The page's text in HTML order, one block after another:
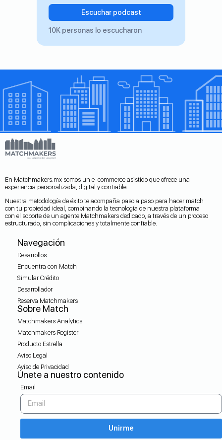
Escuchar podcast
10K personas lo escucharon
En Matchmakers.mx somos un e-commerce asistido que ofrece una
experiencia personalizada, digital y confiable.
Nuestra metodología de éxito te acompaña paso a paso para hacer match
con tu propiedad ideal, combinando la tecnología de nuestra plataforma
con el soporte de un agente Matchmakers dedicado, a través de un proceso
estructurado, sin complicaciones y totalmente confiable.
Navegación
Desarrollos
Encuentra con Match
Simular Crédito
Desarrollador
Reserva Matchmakers
Sobre Match
Matchmakers Analytics
Matchmakers Register
Producto Estrella
Aviso Legal
Aviso de Privacidad
Únete a nuestro contenido
Email
Unirme